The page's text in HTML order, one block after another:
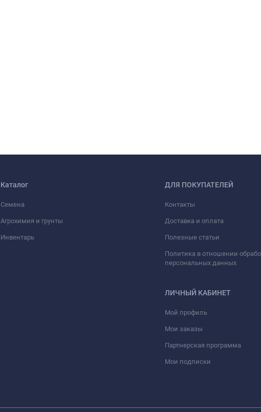
Каталог
Семена
Агрохимия и грунты
Инвентарь
ДЛЯ ПОКУПАТЕЛЕЙ
Контакты
Доставка и оплата
Полезные статьи
Политика в отношении
персональных данных
ЛИЧНЫЙ КАБИНЕТ
Мой профиль
Мои заказы
Партнерская программа
Мои подписки